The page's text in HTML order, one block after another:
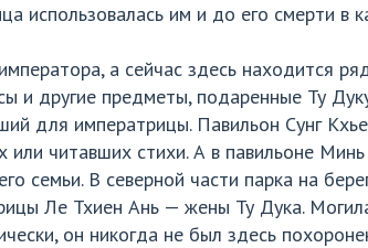
использовалась им и до его смерти в
а сейчас здесь находится
и другие предметы, подаренные Ту
для императрицы. Павильон Сунг
читавших стихи. А в павильоне
семьи. В северной части парка на
Ле Тхиен Ань — жены Ту Дука.
он никогда не был здесь